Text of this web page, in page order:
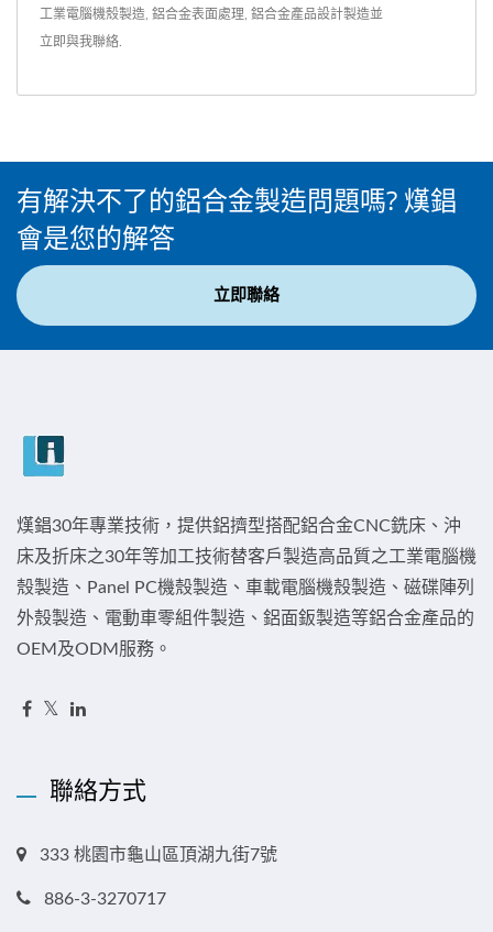
工業電腦機殼製造 鋁合金表面處理 鋁合金產品設計製造並
立即與我聯絡
有解決不了的鋁合金製造問題嗎? 熯錩
會是您的解答
立即聯絡
熯錩30年專業技術，提供鋁擠型搭配鋁合金CNC銑床、沖
床及折床之30年等加工技術替客戶製造高品質之工業電腦機
殼製造、Panel PC機殼製造、車載電腦機殼製造、磁碟陣列
外殼製造、電動車零組件製造、鋁面鈑製造等鋁合金產品的
OEM及ODM服務。
聯絡方式
333 桃園市龜山區頂湖九街7號
886-3-3270717